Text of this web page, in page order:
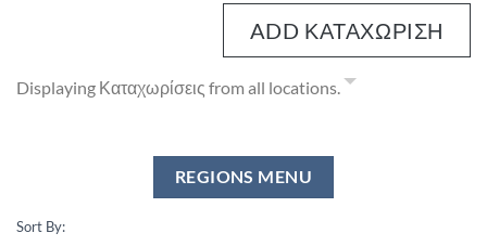
ADD ΚΑΤΑΧΏΡΙΣΗ
Displaying Καταχωρίσεις from all locations.
Sort By: